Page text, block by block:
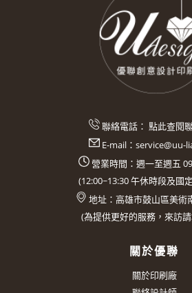
聯絡電話： 點此查閱
E-mail： service@uu-
營業時間：週一至週五
(12:00~13:30午休時段及國
地址： 高雄市鼓山區美術
(為提供更好的服務，來訪
關於優聯
關於印刷廠